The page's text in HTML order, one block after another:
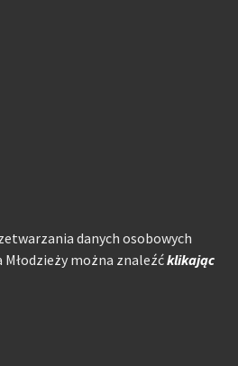
danych osobowych
można znaleźćklikając